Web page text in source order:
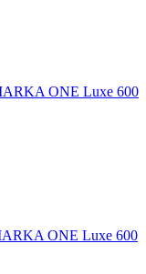
ONE Luxe 600
ONE Luxe 600